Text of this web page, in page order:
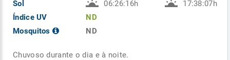
Sol
Índice UV
Mosquitos
06:26:16h
ND
ND
17:38:07h
Chuvoso durante o dia e à noite.